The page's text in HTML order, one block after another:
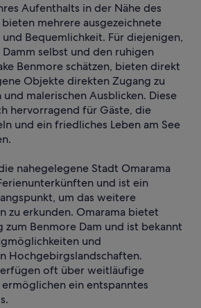
Aufenthalts in der Nähe des
mehrere ausgezeichnete
Bequemlichkeit. Für diejenigen,
selbst und den ruhigen
Benmore schätzen, bieten direkt
Objekte direkten Zugang zu
malerischen Ausblicken. Diese
hervorragend für Gäste, die
und ein friedliches Leben am See
nahegelegene Stadt Omarama
und ist ein
um das weitere
zu erkunden. Omarama bietet
zum Benmore Dam und ist bekannt
und
Hochgebirgslandschaften.
oft über weitläufige
ein entspanntes